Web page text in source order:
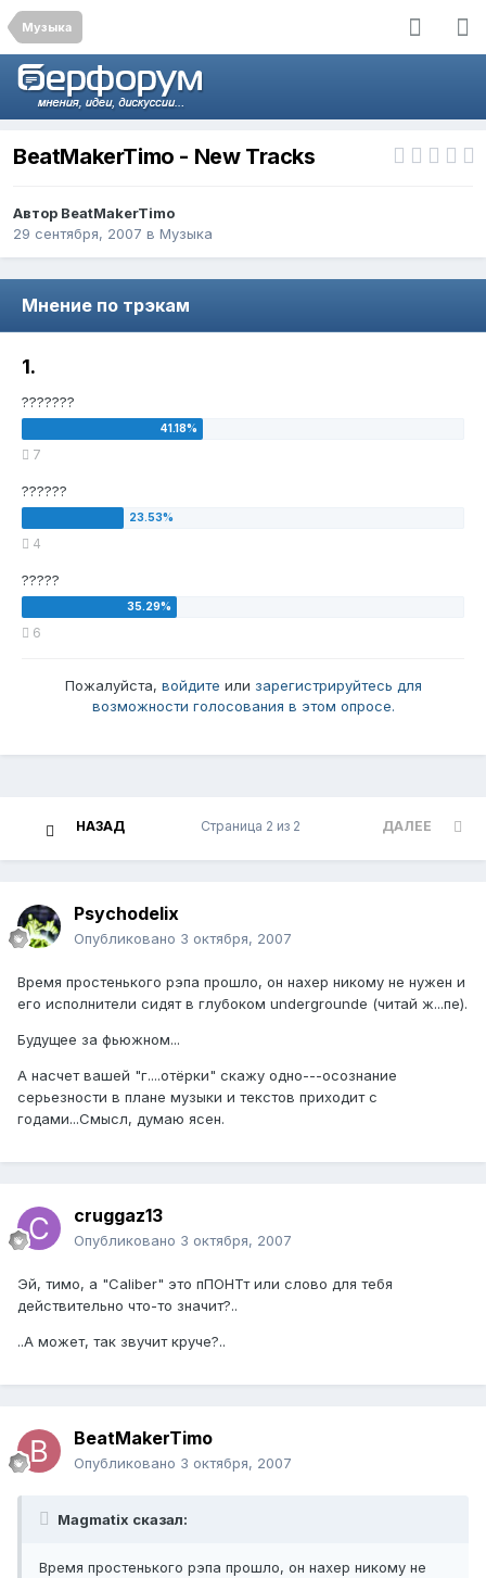
Музыка
BeatMakerTimo - New Tracks
Автор BeatMakerTimo
29 сентября, 2007 в Музыка
Мнение по трэкам
1.
???????
7
??????
4
?????
6
Пожалуйста, войдите или зарегистрируйтесь для
возможности голосования в этом опросе.
НАЗАД ДАЛЕЕ
Страница 2 из 2
Psychodelix
Опубликовано 3 октября, 2007
Время простенького рэпа прошло, он нахер никому не нужен и
его исполнители сидят в глубоком undergrounde (читай ж...пе).
Будущее за фьюжном...
А насчет вашей "г....отёрки" скажу одно---осознание
серьезности в плане музыки и текстов приходит с
годами...Смысл, думаю ясен.
cruggaz13
Опубликовано 3 октября, 2007
Эй, тимо, а "Caliber" это пПОНТт или слово для тебя
действительно что-то значит?..
..А может, так звучит круче?..
BeatMakerTimo
Опубликовано 3 октября, 2007
Magmatix сказал:
Время простенького рэпа прошло, он нахер никому не